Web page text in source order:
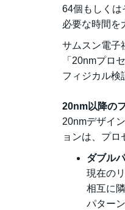
64個もしくは
必要な時間を
サムスン電子
「20nmプロ
フィジカル検
20nm以降の
20nmデザイ
ョンは、プロ
ダブル
現在の
相互に
パター